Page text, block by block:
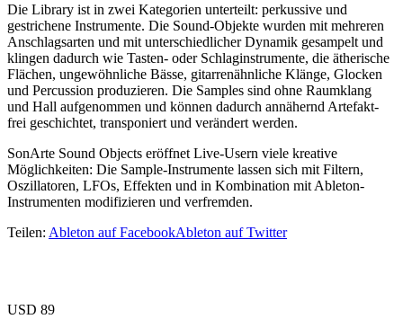
Die Library ist in zwei Kategorien unterteilt: perkussive und
gestrichene Instrumente. Die Sound-Objekte wurden mit mehreren
Anschlagsarten und mit unterschiedlicher Dynamik gesampelt und
klingen dadurch wie Tasten- oder Schlaginstrumente, die ätherische
Flächen, ungewöhnliche Bässe, gitarrenähnliche Klänge, Glocken
und Percussion produzieren. Die Samples sind ohne Raumklang
und Hall aufgenommen und können dadurch annähernd Artefakt-
frei geschichtet, transponiert und verändert werden.
SonArte Sound Objects eröffnet Live-Usern viele kreative
Möglichkeiten: Die Sample-Instrumente lassen sich mit Filtern,
Oszillatoren, LFOs, Effekten und in Kombination mit Ableton-
Instrumenten modifizieren und verfremden.
Teilen: Ableton auf FacebookAbleton auf Twitter
USD 89